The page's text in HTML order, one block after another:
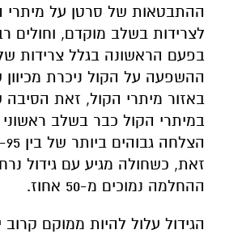
ההתבטאות של סרטן על מיתרי
לצרידות בשלב מוקדם, וחולים
בפעם הראשונה בגלל צרידות
ההשפעה על הקול ניכרת מכיוון
באזור מיתרי הקול, זאת הסיבה
במיתרי הקול כבר בשלב ראשוני
זאת, כשחולה מגיע עם גידול
ההחלמה נמוכים מ-50 אחוז.
הגידול עלול להיות ממוקם קרוב